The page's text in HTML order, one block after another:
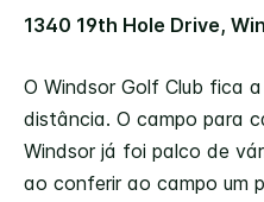
1340 19th Hole Drive,
O Windsor Golf Club fica
distância. O campo para
Windsor já foi palco de
ao conferir ao campo um